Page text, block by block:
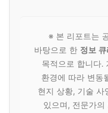
※ 본 리포트는
바탕으로 한 정보
목적으로 합니다.
환경에 따라 변동
현지 상황, 기술 사
있으며, 전문가의